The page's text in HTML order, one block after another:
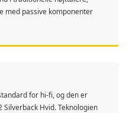
med passive komponenter
for hi-fi, og den er
Hvid. Teknologien